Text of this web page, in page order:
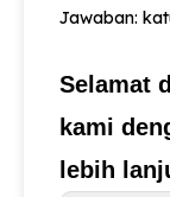
Jawaban:
Selamat
kami
lebih